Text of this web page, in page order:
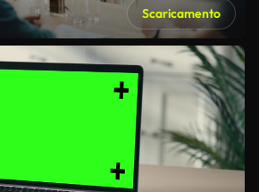
Scaricamento